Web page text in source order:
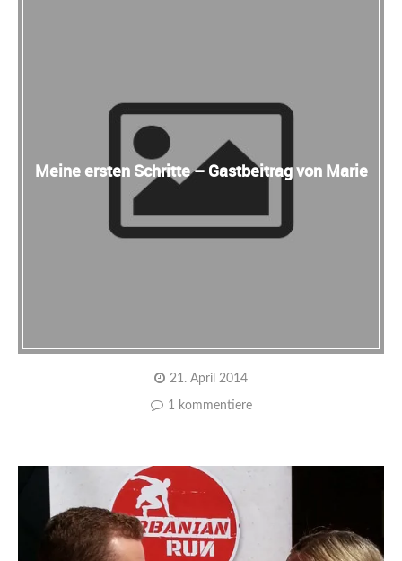
Meine ersten Schritte – Gastbeitrag von Marie
21. April 2014
1 kommentiere